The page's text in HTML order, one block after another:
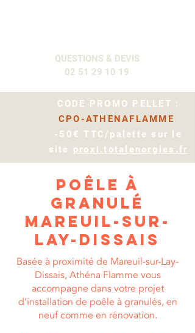
CODE PROMO PELLET :
CPO-ATHENAFLAMME
-50€ TTC/palette sur le
site proxi.totalenergies.fr
QUESTIONS & DEVIS
02 51 29 10 19
Poêle à
granulé
mareuil-sur-
lay-dissais
Basée à proximité de Mareuil-sur-Lay-
Dissais, Athéna Flamme vous
accompagne dans votre projet
d’installation de poêle à granulés, en
neuf comme en rénovation.